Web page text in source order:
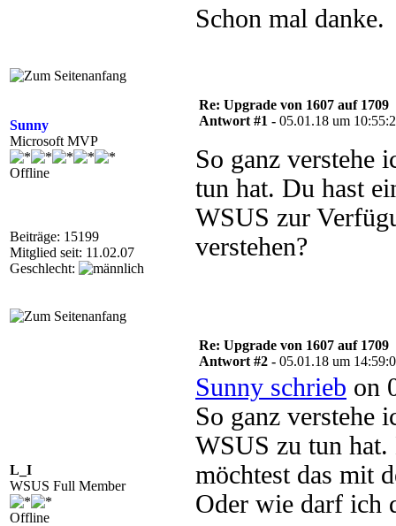
Schon mal danke.
Sunny
Microsoft MVP
Offline
Beiträge: 15199
Mitglied seit: 11.02.07
Geschlecht:
Re: Upgrade von 1607 auf 1709
Antwort #1 - 05.01.18 um
So ganz verstehe
tun hat. Du hast
WSUS zur
verstehen?
L_I
WSUS Full Member
Offline
Re: Upgrade von 1607 auf 1709
Antwort #2 - 05.01.18 um
Sunny schrieb on
So ganz verstehe
WSUS zu tun
möchtest das mit
Oder wie darf ich